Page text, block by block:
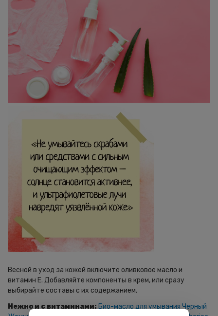
Весной в уход за кожей включите оливковое масло и
витамин Е. Добавляйте компоненты в крем, или сразу
выбирайте составы с их содержанием.
Нежно и с витаминами: Био-масло для умывания Черный